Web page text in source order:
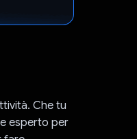
Che tu
esperto per